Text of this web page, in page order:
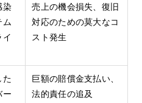
染
ム
イ
売上の機会損失、復旧
対応のための莫大なコ
スト発生
た
ー
巨額の賠償金支払い、
法的責任の追及